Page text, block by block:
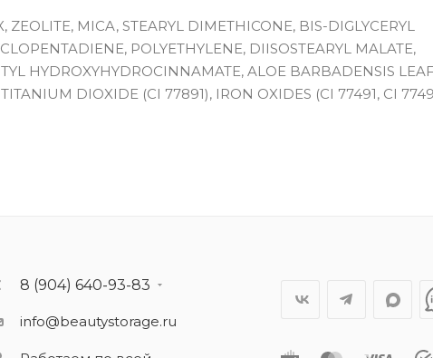
ZEOLITE, MICA, STEARYL DIMETHICONE, BIS-DIGLYCERYL
POLYETHYLENE, DIISOSTEARYL MALATE,
HYDROXYHYDROCINNAMATE, ALOE BARBADENSIS
DIOXIDE (CI 77891), IRON OXIDES (CI 77491, CI
8 (904) 640-93-83
info@beautystorage.ru